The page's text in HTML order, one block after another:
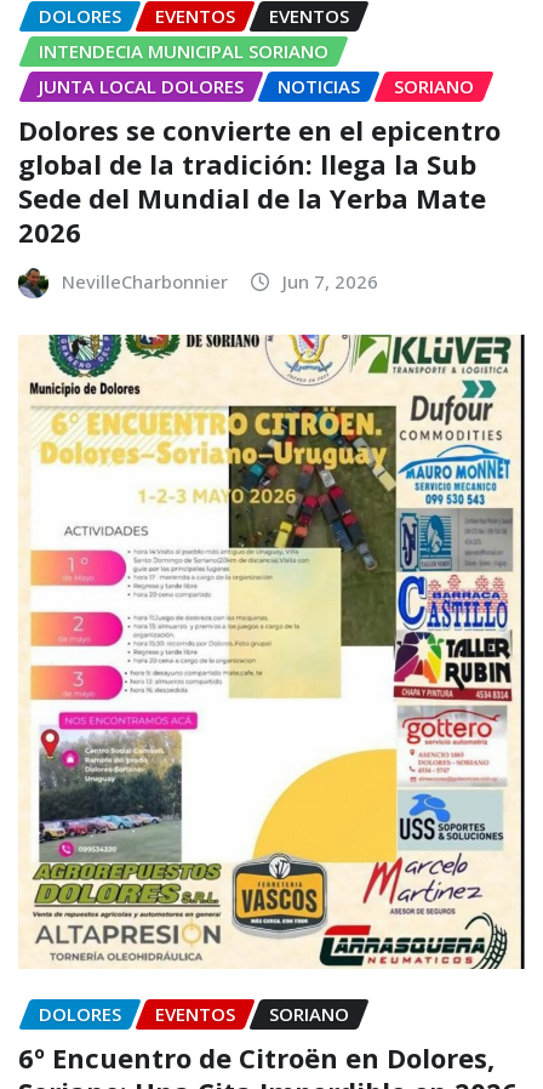
DOLORES EVENTOS
EVENTOS
INTENDECIA MUNICIPAL SORIANO
JUNTA LOCAL DOLORES
NOTICIAS SORIANO
Dolores se convierte en el epicentro
global de la tradición: llega la Sub
Sede del Mundial de la Yerba Mate
2026
NevilleCharbonnier Jun 7, 2026
DOLORES EVENTOS SORIANO
6º Encuentro de Citroën en Dolores,